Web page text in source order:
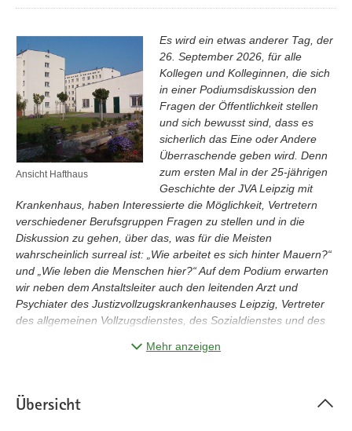
Ansicht Hafthaus
Es wird ein etwas anderer Tag, der
26. September 2026, für alle
Kollegen und Kolleginnen, die sich
in einer Podiumsdiskussion den
Fragen der Öffentlichkeit stellen
und sich bewusst sind, dass es
sicherlich das Eine oder Andere
Überraschende geben wird. Denn
zum ersten Mal in der 25-jährigen
Geschichte der JVA Leipzig mit
Krankenhaus, haben Interessierte die Möglichkeit, Vertretern
verschiedener Berufsgruppen Fragen zu stellen und in die
Diskussion zu gehen, über das, was für die Meisten
wahrscheinlich surreal ist: „Wie arbeitet es sich hinter Mauern?“
und „Wie leben die Menschen hier?“ Auf dem Podium erwarten
wir neben dem Anstaltsleiter auch den leitenden Arzt und
Psychiater des Justizvollzugskrankenhauses Leipzig, Vertreter
des allgemeinen Vollzugsdienstes, des Sozialdienstes und des
Perspektive, „Was bringt das Alles“, wird mit der Leiterin des
Mehr anzeigen
Übersicht